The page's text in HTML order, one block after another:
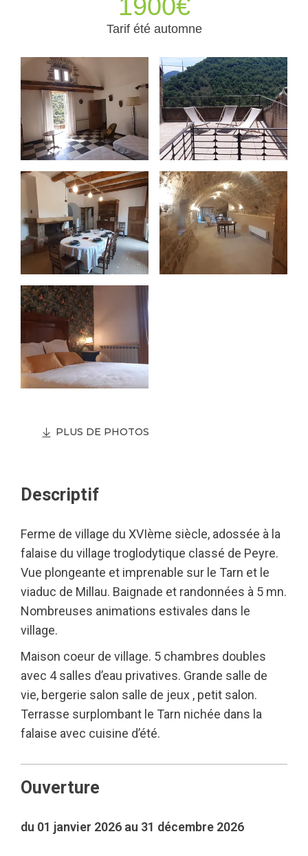
1900€
Tarif été automne
PLUS DE PHOTOS
Descriptif
Ferme de village du XVIème siècle, adossée à la
falaise du village troglodytique classé de Peyre.
Vue plongeante et imprenable sur le Tarn et le
viaduc de Millau. Baignade et randonnées à 5 mn.
Nombreuses animations estivales dans le
village.
Maison coeur de village. 5 chambres doubles
avec 4 salles d’eau privatives. Grande salle de
vie, bergerie salon salle de jeux , petit salon.
Terrasse surplombant le Tarn nichée dans la
falaise avec cuisine d’été.
Ouverture
du 01 janvier 2026 au 31 décembre 2026